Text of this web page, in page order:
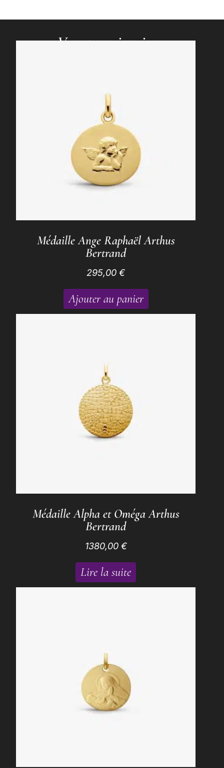
Vous pourriez aimer
Médaille Ange Raphaël Arthus
Bertrand
295,00€
Ajouter au panier
Médaille Alpha et Oméga Arthus
Bertrand
1380,00 €
Lire la suite